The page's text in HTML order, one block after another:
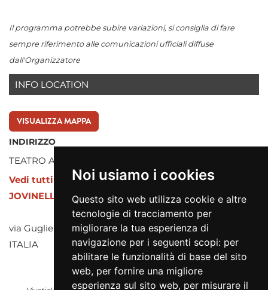
Noi usiamo i cookies
Questo sito web utilizza cookie e altre
tecnologie di tracciamento per
migliorare la tua esperienza di
navigazione per i seguenti scopi: per
abilitare le funzionalità di base del sito
web, per fornire una migliore
esperienza sul sito web, per misurare il
Il programma potrebbe subire variazioni, si consiglia di fare
sempre riferimento alle comunicazioni ufficiali diffuse
dall'Organizzatore
INFO LOCATION
VISUALIZZA MAPPA
INDIRIZZO
TEATRO AMBRA JOVINELLI
Vedi tutti gli eventi presso TEATRO AMBRA
JOVINELLI
via Guglielmo Pepe snc, 000 ROMA (RM)
ITALIA